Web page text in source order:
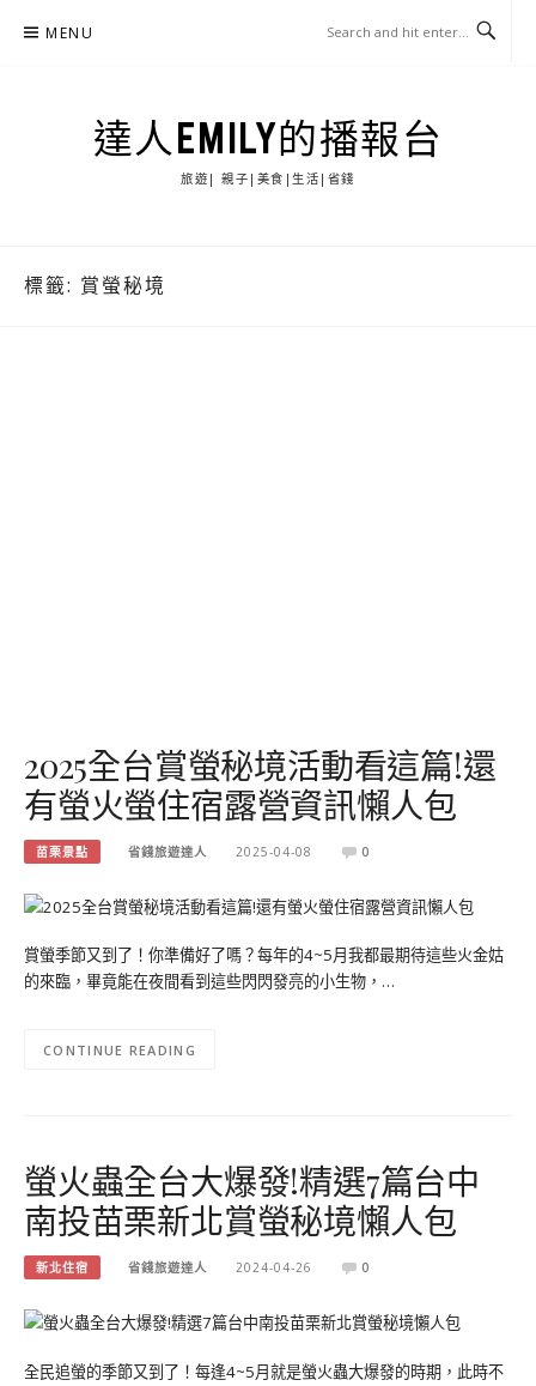
MENU
達人EMILY的播報台
旅遊| 親子|美食|生活|省錢
標籤: 賞螢秘境
2025全台賞螢秘境活動看這篇!還
有螢火螢住宿露營資訊懶人包
苗栗景點 省錢旅遊達人 2025-04-08 0
賞螢季節又到了！你準備好了嗎？每年的4~5月我都最期待這些火金姑
的來臨，畢竟能在夜間看到這些閃閃發亮的小生物，…
CONTINUE READING
螢火蟲全台大爆發!精選7篇台中
南投苗栗新北賞螢秘境懶人包
新北住宿 省錢旅遊達人 2024-04-26 0
全民追螢的季節又到了！每逢4~5月就是螢火蟲大爆發的時期，此時不